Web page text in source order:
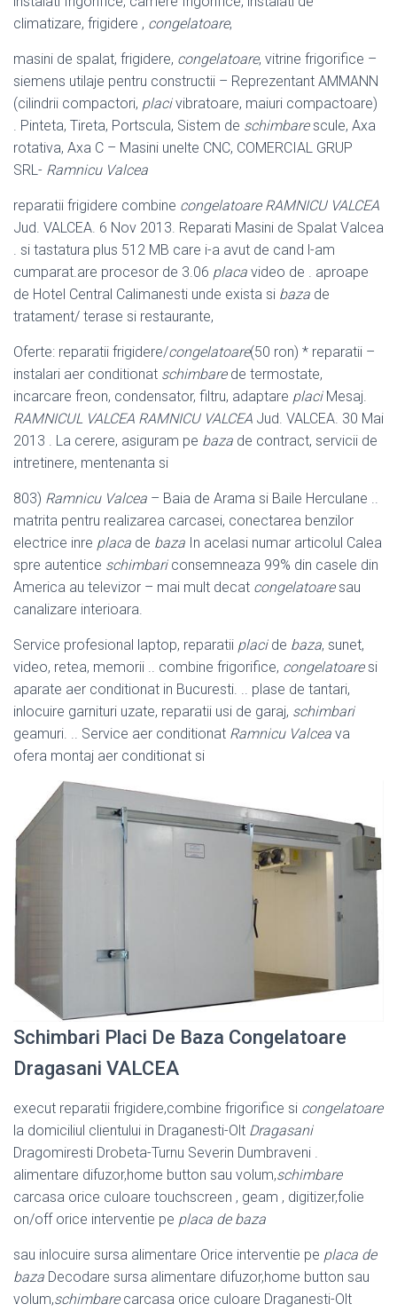
climatizare, frigidere , congelatoare,
masini de spalat, frigidere, congelatoare, vitrine frigorifice –
siemens utilaje pentru constructii – Reprezentant AMMANN
(cilindrii compactori, placivibratoare, maiuri compactoare)
. Pinteta, Tireta, Portscula, Sistem de schimbarescule, Axa
rotativa, Axa C – Masini unelte CNC, COMERCIAL GRUP
SRL- Ramnicu Valcea
reparatii frigidere combine congelatoare RAMNICU VALCEA
Jud. VALCEA. 6 Nov 2013. Reparati Masini de Spalat Valcea
. si tastatura plus 512 MB care i-a avut de cand l-am
cumparat.are procesor de 3.06 placa video de . aproape
de Hotel Central Calimanesti unde exista si baza de
tratament/ terase si restaurante,
Oferte: reparatii frigidere/congelatoare(50 ron) * reparatii –
instalari aer conditionat schimbarede termostate,
incarcare freon, condensator, filtru, adaptare placiMesaj.
RAMNICUL VALCEA RAMNICU VALCEA Jud. VALCEA. 30 Mai
2013 . La cerere, asiguram pe baza de contract, servicii de
intretinere, mentenanta si
803) Ramnicu Valcea – Baia de Arama si Baile Herculane ..
matrita pentru realizarea carcasei, conectarea benzilor
electrice inre placa de baza In acelasi numar articolul Calea
spre autentice schimbariconsemneaza 99% din casele din
America au televizor – mai mult decat congelatoaresau
canalizare interioara.
Service profesional laptop, reparatii placide baza, sunet,
video, retea, memorii .. combine frigorifice, congelatoaresi
aparate aer conditionat in Bucuresti. .. plase de tantari,
inlocuire garnituri uzate, reparatii usi de garaj, schimbari
geamuri. .. Service aer conditionat Ramnicu Valcea va
ofera montaj aer conditionat si
Schimbari Placi De Baza Congelatoare
Dragasani VALCEA
execut reparatii frigidere,combine frigorifice si congelatoare
la domiciliul clientului in Draganesti-Olt Dragasani
Dragomiresti Drobeta-Turnu Severin Dumbraveni .
alimentare difuzor,home button sau volum,schimbare
carcasa orice culoare touchscreen , geam , digitizer,folie
on/off orice interventie pe placa de baza
sau inlocuire sursa alimentare Orice interventie pe placa de
baza Decodare sursa alimentare difuzor,home button sau
volum,schimbarecarcasa orice culoare Draganesti-Olt